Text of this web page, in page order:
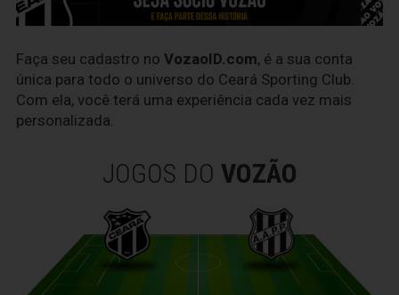
Faça seu cadastro no VozaoID.com, é a sua conta
única para todo o universo do Ceará Sporting Club.
Com ela, você terá uma experiência cada vez mais
personalizada.
JOGOS DO VOZÃO